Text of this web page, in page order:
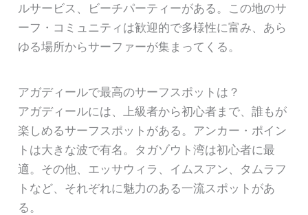
ルサービス、ビーチパーティーがある。この地のサ
ーフ・コミュニティは歓迎的で多様性に富み、あら
ゆる場所からサーファーが集まってくる。
アガディールで最高のサーフスポットは？
アガディールには、上級者から初心者まで、誰もが
楽しめるサーフスポットがある。アンカー・ポイン
トは大きな波で有名。タガゾウト湾は初心者に最
適。その他、エッサウィラ、イムスアン、タムラフ
トなど、それぞれに魅力のある一流スポットがあ
る。